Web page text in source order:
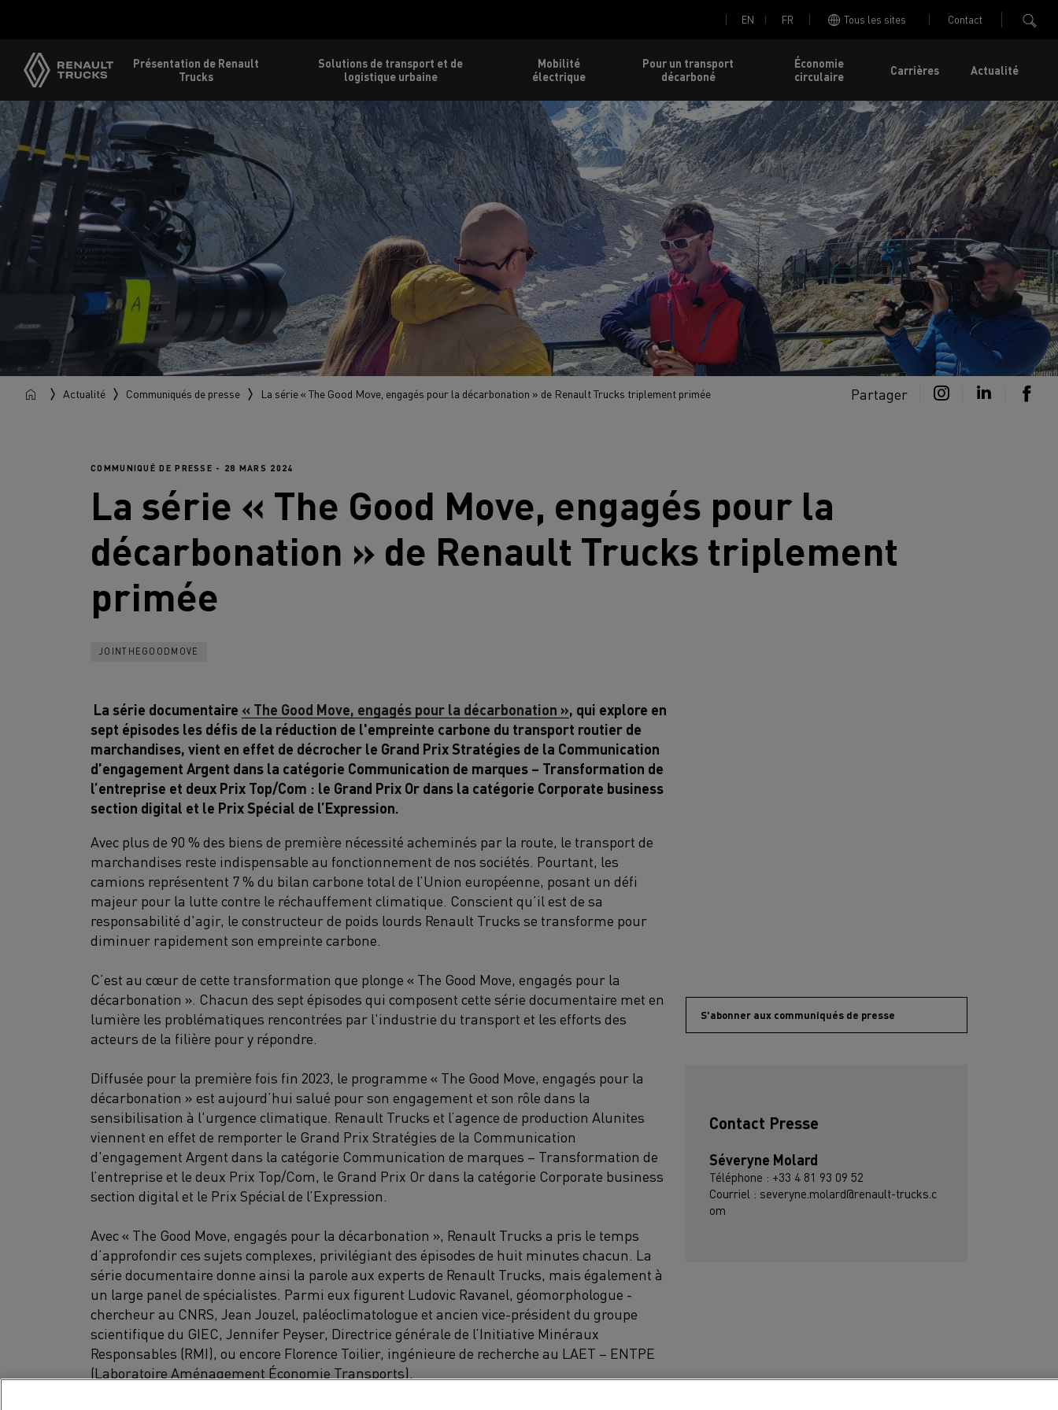
EN FR Tous les sites Contact
Présentation de Renault
Trucks
Solutions de transport et de
logistique urbaine
Mobilité
électrique
Pour un transport
décarboné
Économie
circulaire
Carrières Actualité
Actualité Communiqués de presse La série « The Good Move, engagés pour la décarbonation » de Renault Trucks triplement primée Partager
COMMUNIQUÉ DE PRESSE - 28 MARS 2024
La série « The Good Move, engagés pour la
décarbonation » de Renault Trucks triplement
primée
JOINTHEGOODMOVE
La série documentaire « The Good Move, engagés pour la décarbonation », qui explore en
sept épisodes les défis de la réduction de l'empreinte carbone du transport routier de
marchandises, vient en effet de décrocher le Grand Prix Stratégies de la Communication
d'engagement Argent dans la catégorie Communication de marques – Transformation de
l’entreprise et deux Prix Top/Com : le Grand Prix Or dans la catégorie Corporate business
section digital et le Prix Spécial de l’Expression.
Avec plus de 90 % des biens de première nécessité acheminés par la route, le transport de
marchandises reste indispensable au fonctionnement de nos sociétés. Pourtant, les
camions représentent 7 % du bilan carbone total de l’Union européenne, posant un défi
majeur pour la lutte contre le réchauffement climatique. Conscient qu’il est de sa
responsabilité d'agir, le constructeur de poids lourds Renault Trucks se transforme pour
diminuer rapidement son empreinte carbone.
C’est au cœur de cette transformation que plonge « The Good Move, engagés pour la
décarbonation ». Chacun des sept épisodes qui composent cette série documentaire met en
lumière les problématiques rencontrées par l'industrie du transport et les efforts des
acteurs de la filière pour y répondre.
Diffusée pour la première fois fin 2023, le programme « The Good Move, engagés pour la
décarbonation » est aujourd’hui salué pour son engagement et son rôle dans la
sensibilisation à l'urgence climatique. Renault Trucks et l’agence de production Alunites
viennent en effet de remporter le Grand Prix Stratégies de la Communication
d'engagement Argent dans la catégorie Communication de marques – Transformation de
l’entreprise et le deux Prix Top/Com, le Grand Prix Or dans la catégorie Corporate business
section digital et le Prix Spécial de l’Expression.
Avec « The Good Move, engagés pour la décarbonation », Renault Trucks a pris le temps
d’approfondir ces sujets complexes, privilégiant des épisodes de huit minutes chacun. La
série documentaire donne ainsi la parole aux experts de Renault Trucks, mais également à
un large panel de spécialistes. Parmi eux figurent Ludovic Ravanel, géomorphologue -
chercheur au CNRS, Jean Jouzel, paléoclimatologue et ancien vice-président du groupe
scientifique du GIEC, Jennifer Peyser, Directrice générale de l’Initiative Minéraux
Responsables (RMI), ou encore Florence Toilier, ingénieure de recherche au LAET – ENTPE
(Laboratoire Aménagement Économie Transports).
S'abonner aux communiqués de presse
Contact Presse
Séveryne Molard
Téléphone : +33 4 81 93 09 52
Courriel : severyne.molard@renault-trucks.c
om